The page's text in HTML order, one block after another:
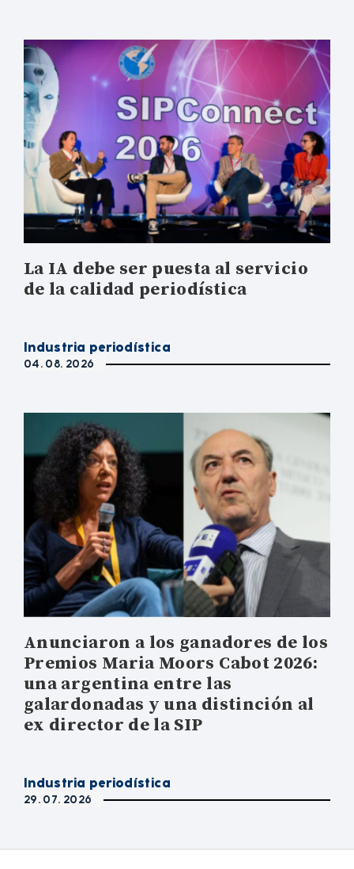
La IA debe ser puesta al servicio
de la calidad periodística
Industria periodística
04. 08. 2026
Anunciaron a los ganadores de los
Premios Maria Moors Cabot 2026:
una argentina entre las
galardonadas y una distinción al
ex director de la SIP
Industria periodística
29. 07. 2026